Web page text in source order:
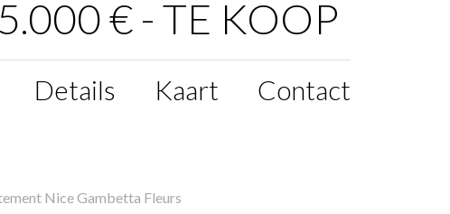
€ - TE KOOP
Details Kaart Contact
Nice Gambetta Fleurs